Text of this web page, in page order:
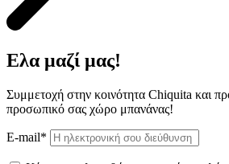
Ελα μαζί μας!
Συμμετοχή στην κοινότητα Chiquita και
προσωπικό σας χώρο μπανάνας!
E-mail*